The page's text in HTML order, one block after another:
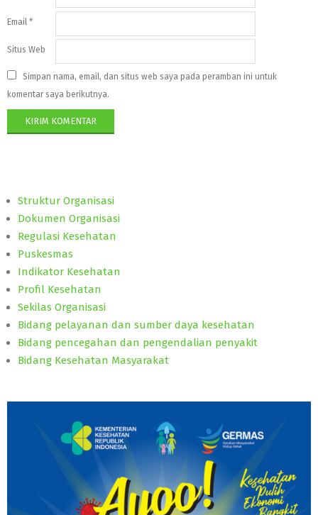
Email *
Situs Web
Simpan nama, email, dan situs web saya pada peramban ini untuk
komentar saya berikutnya.
Struktur Organisasi
Dokumen Organisasi
Regulasi Kesehatan
Puskesmas
Indikator Kesehatan
Profil Kesehatan
Sekilas Organisasi
Bidang pelayanan dan sumber daya kesehatan
Bidang pencegahan dan pengendalian penyakit
Bidang Kesehatan Masyarakat